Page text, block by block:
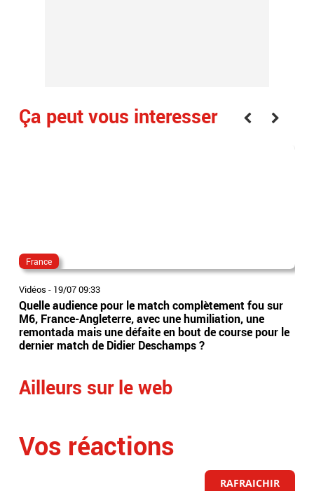
Ça peut vous interesser
France
Vidéos - 19/07 09:33
Quelle audience pour le match complètement fou sur
M6, France-Angleterre, avec une humiliation, une
remontada mais une défaite en bout de course pour le
dernier match de Didier Deschamps ?
Ailleurs sur le web
Vos réactions
RAFRAICHIR